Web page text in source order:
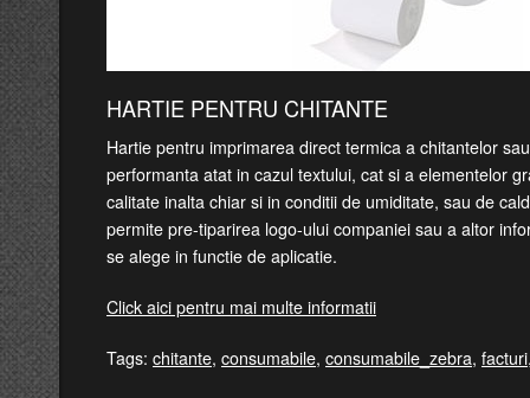
HARTIE PENTRU CHITANTE
Hartie pentru imprimarea direct termica a chitantelor
performanta atat in cazul textului, cat si a elementelor
calitate inalta chiar si in conditii de umiditate, sau de
permite pre-tiparirea logo-ului companiei sau a altor
se alege in functie de aplicatie.
Click aici pentru mai multe informatii
Tags: chitante, consumabile, consumabile_zebra, facturi